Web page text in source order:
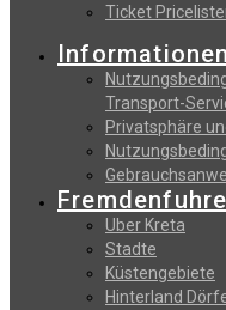
Ticket
Informationen
Transport-
Privatsphäre
Uber Kreta
Stadte
Küstengebiete
Hinterland